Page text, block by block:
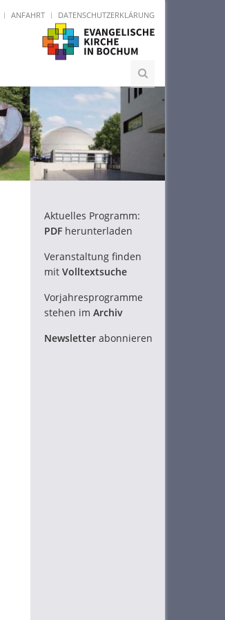
ANFAHRT DATENSCHUTZERKLÄRUNG
Aktuelles Programm:
PDF herunterladen
Veranstaltung finden
mit Volltextsuche
Vorjahresprogramme
stehen im Archiv
Newsletter abonnieren